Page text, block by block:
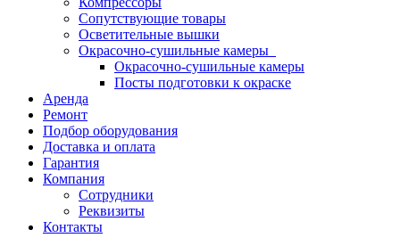
Сопутствующие товары
Осветительные вышки
Окрасочно-сушильные камеры
Окрасочно-сушильные камеры
Посты подготовки к окраске
Аренда
Ремонт
Подбор оборудования
Доставка и оплата
Гарантия
Компания
Сотрудники
Реквизиты
Контакты